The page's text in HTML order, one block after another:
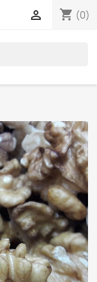
shopping_cart (0)
